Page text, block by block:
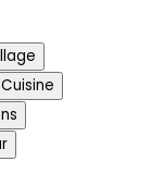
Cuisine